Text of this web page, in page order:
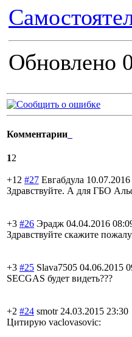
Обновлено
Комментарии
12
+12 #27 Евгабдула
Здравствуйте. А для ГБО
+3 #26 Эрадж 04.04.2016
Здравствуйте скажите
+3 #25 Slava7505 04.06.2015
SECGAS будет видеть???
+2 #24 smotr 24.03.2015 23:30
Цитирую vaclovasovic: